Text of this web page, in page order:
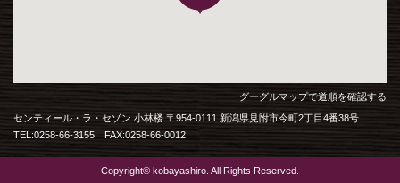
グーグルマップで道順を確認する
センティール・ラ・セゾン 小林楼 〒954-0111 新潟県見附市今町2丁目4番38号
TEL:0258-66-3155 FAX:0258-66-0012
Copyright© kobayashiro. All Rights Reserved.